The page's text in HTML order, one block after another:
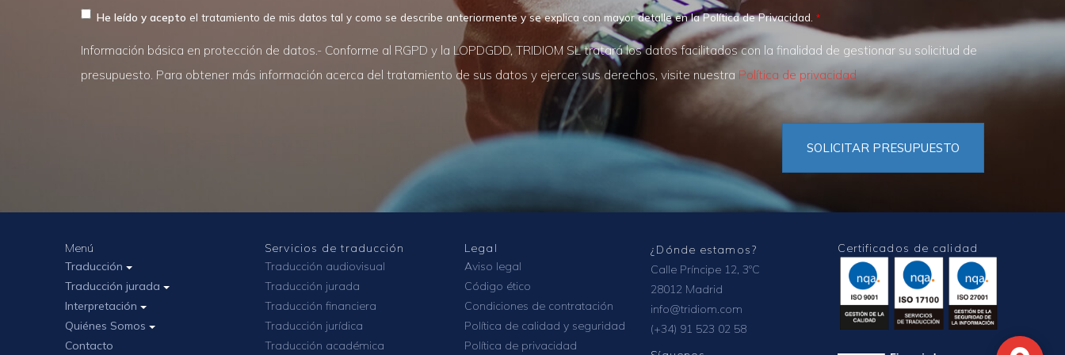
He leído y acepto el tratamiento de mis datos tal y como se describe anteriormente y se explica con mayor detalle en la Política de Privacidad.
Información básica en protección de datos.- Conforme al RGPD y la LOPDGDD, TRIDIOM SL tratará los datos facilitados con la finalidad de gestionar su solicitud de
presupuesto. Para obtener más información acerca del tratamiento de sus datos y ejercer sus derechos, visite nuestra Política de privacidad
SOLICITAR PRESUPUESTO
Menú
Traducción
Traducción jurada
Interpretación
Quiénes Somos
Contacto
Servicios de traducción
Traducción audiovisual
Traducción jurada
Traducción financiera
Traducción jurídica
Traducción académica
Legal
Aviso legal
Código ético
Condiciones de contratación
Política de calidad y seguridad
Política de privacidad
¿Dónde estamos?
Calle Príncipe 12, 3ºC
28012 Madrid
info@tridiom.com
(+34) 91 523 02 58
Certificados de calidad